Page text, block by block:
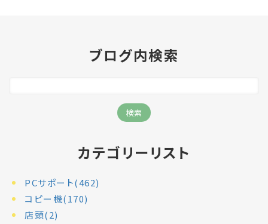
ブログ内検索
カテゴリーリスト
PCサポート(462)
コピー機(170)
店頭(2)